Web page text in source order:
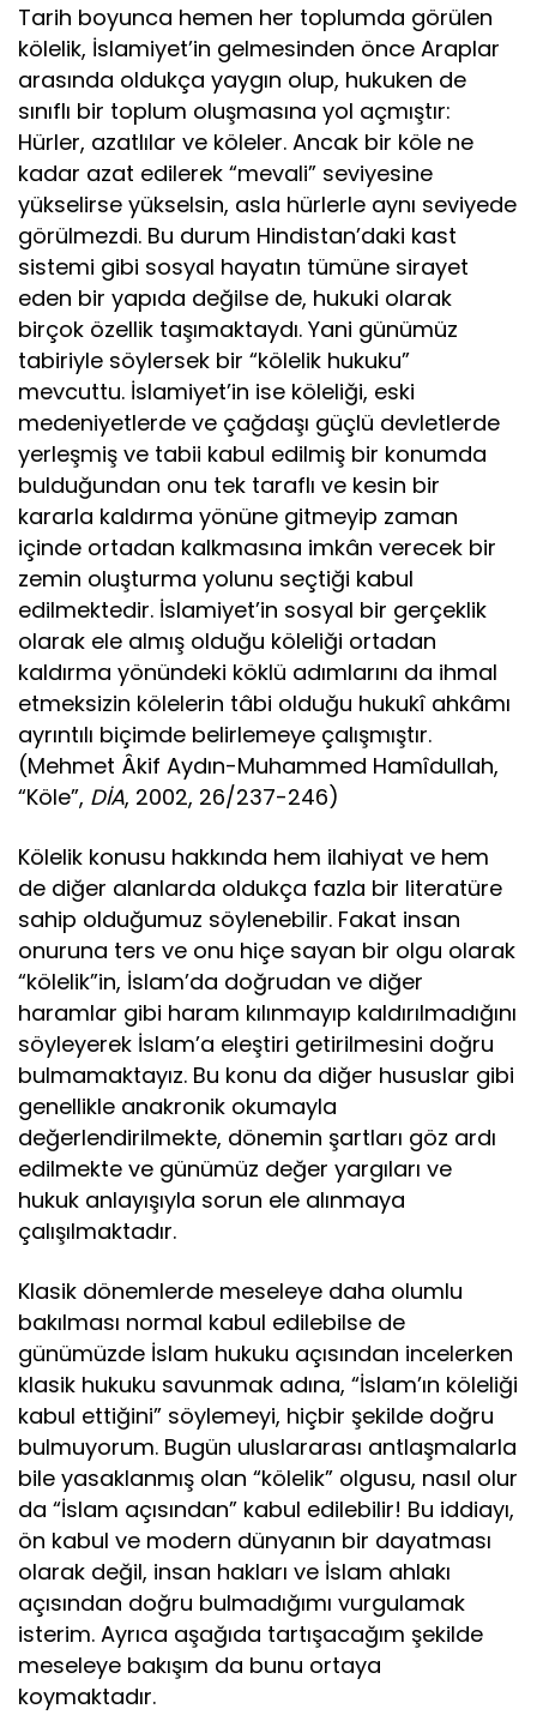
Tarih boyunca hemen her toplumda görülen
kölelik, İslamiyet’in gelmesinden önce Araplar
arasında oldukça yaygın olup, hukuken de
sınıflı bir toplum oluşmasına yol açmıştır:
Hürler, azatlılar ve köleler. Ancak bir köle ne
kadar azat edilerek “mevali” seviyesine
yükselirse yükselsin, asla hürlerle aynı seviyede
görülmezdi. Bu durum Hindistan’daki kast
sistemi gibi sosyal hayatın tümüne sirayet
eden bir yapıda değilse de, hukuki olarak
birçok özellik taşımaktaydı. Yani günümüz
tabiriyle söylersek bir “kölelik hukuku”
mevcuttu. İslamiyet’in ise köleliği, eski
medeniyetlerde ve çağdaşı güçlü devletlerde
yerleşmiş ve tabii kabul edilmiş bir konumda
bulduğundan onu tek taraflı ve kesin bir
kararla kaldırma yönüne gitmeyip zaman
içinde ortadan kalkmasına imkân verecek bir
zemin oluşturma yolunu seçtiği kabul
edilmektedir. İslamiyet’in sosyal bir gerçeklik
olarak ele almış olduğu köleliği ortadan
kaldırma yönündeki köklü adımlarını da ihmal
etmeksizin kölelerin tâbi olduğu hukukî ahkâmı
ayrıntılı biçimde belirlemeye çalışmıştır.
(Mehmet Âkif Aydın-Muhammed Hamîdullah,
“Köle”, DİA, 2002, 26/237-246)
Kölelik konusu hakkında hem ilahiyat ve hem
de diğer alanlarda oldukça fazla bir literatüre
sahip olduğumuz söylenebilir. Fakat insan
onuruna ters ve onu hiçe sayan bir olgu olarak
“kölelik”in, İslam’da doğrudan ve diğer
haramlar gibi haram kılınmayıp kaldırılmadığını
söyleyerek İslam’a eleştiri getirilmesini doğru
bulmamaktayız. Bu konu da diğer hususlar gibi
genellikle anakronik okumayla
değerlendirilmekte, dönemin şartları göz ardı
edilmekte ve günümüz değer yargıları ve
hukuk anlayışıyla sorun ele alınmaya
çalışılmaktadır.
Klasik dönemlerde meseleye daha olumlu
bakılması normal kabul edilebilse de
günümüzde İslam hukuku açısından incelerken
klasik hukuku savunmak adına, “İslam’ın köleliği
kabul ettiğini” söylemeyi, hiçbir şekilde doğru
bulmuyorum. Bugün uluslararası antlaşmalarla
bile yasaklanmış olan “kölelik” olgusu, nasıl olur
da “İslam açısından” kabul edilebilir! Bu iddiayı,
ön kabul ve modern dünyanın bir dayatması
olarak değil, insan hakları ve İslam ahlakı
açısından doğru bulmadığımı vurgulamak
isterim. Ayrıca aşağıda tartışacağım şekilde
meseleye bakışım da bunu ortaya
koymaktadır.